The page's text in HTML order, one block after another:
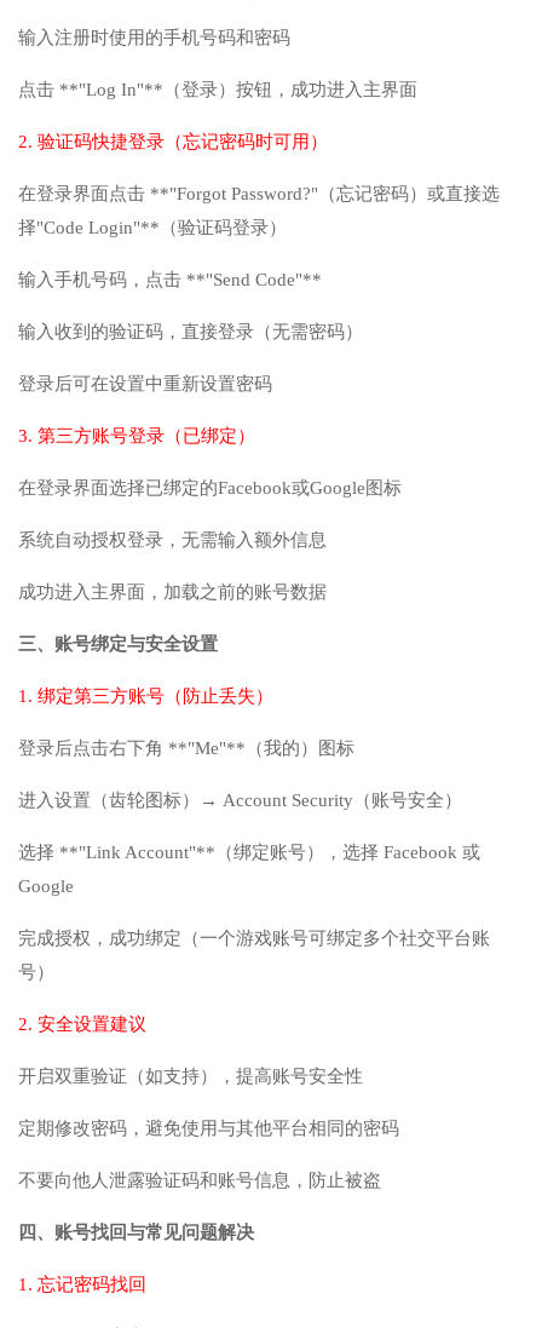
输入注册时使用的手机号码和密码
点击 **"Log In"**（登录）按钮，成功进入主界面
2. 验证码快捷登录（忘记密码时可用）
在登录界面点击 **"Forgot Password?"（忘记密码）或直接选
择"Code Login"**（验证码登录）
输入手机号码，点击 **"Send Code"**
输入收到的验证码，直接登录（无需密码）
登录后可在设置中重新设置密码
3. 第三方账号登录（已绑定）
在登录界面选择已绑定的Facebook或Google图标
系统自动授权登录，无需输入额外信息
成功进入主界面，加载之前的账号数据
三、账号绑定与安全设置
1. 绑定第三方账号（防止丢失）
登录后点击右下角 **"Me"**（我的）图标
进入设置（齿轮图标）→ Account Security（账号安全）
选择 **"Link Account"**（绑定账号），选择 Facebook 或
Google
完成授权，成功绑定（一个游戏账号可绑定多个社交平台账
号）
2. 安全设置建议
开启双重验证（如支持），提高账号安全性
定期修改密码，避免使用与其他平台相同的密码
不要向他人泄露验证码和账号信息，防止被盗
四、账号找回与常见问题解决
1. 忘记密码找回